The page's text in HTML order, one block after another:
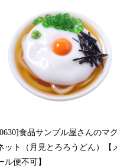
食品サンプル屋さんのマ
ット（月見とろろうどん）【
ル便不可】